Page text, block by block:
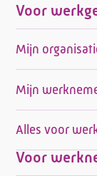
Voor
Mijn
Mijn
Alles voor
Voor